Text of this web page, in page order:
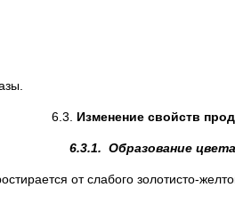
6.3. Изменение свойств
6.3.1. Образование
от слабого золотисто-